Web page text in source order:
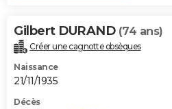
Gilbert DURAND (74 ans)
Créer une cagnotte obsèques
Naissance
21/11/1935
Décès